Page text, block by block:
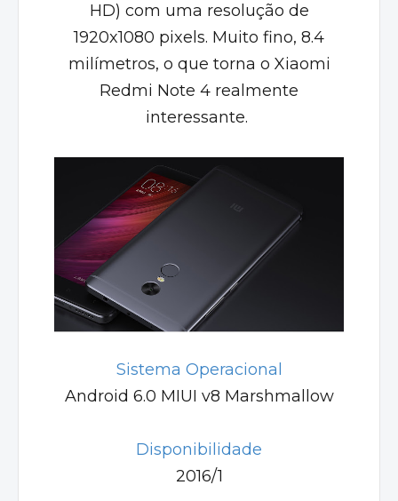
HD) com uma resolução de
1920x1080 pixels. Muito fino, 8.4
milímetros, o que torna o Xiaomi
Redmi Note 4 realmente
interessante.
Sistema Operacional
Android 6.0 MIUI v8 Marshmallow
Disponibilidade
2016/1